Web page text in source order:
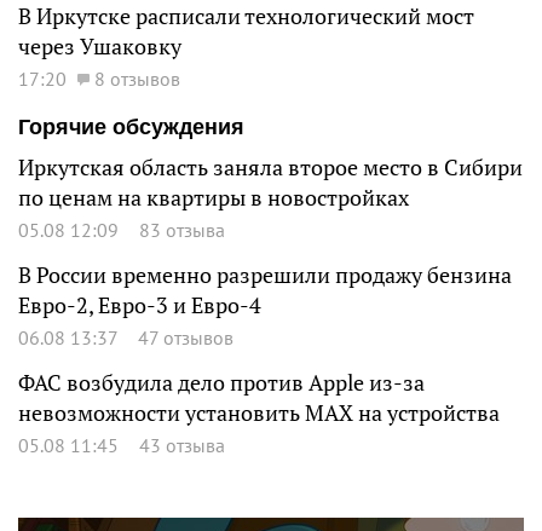
В Иркутске расписали технологический мост
через Ушаковку
17:20
8 отзывов
Горячие обсуждения
Иркутская область заняла второе место в Сибири
по ценам на квартиры в новостройках
05.08 12:09 83 отзыва
В России временно разрешили продажу бензина
Евро-2, Евро-3 и Евро-4
06.08 13:37 47 отзывов
ФАС возбудила дело против Apple из-за
невозможности установить MAX на устройства
05.08 11:45 43 отзыва